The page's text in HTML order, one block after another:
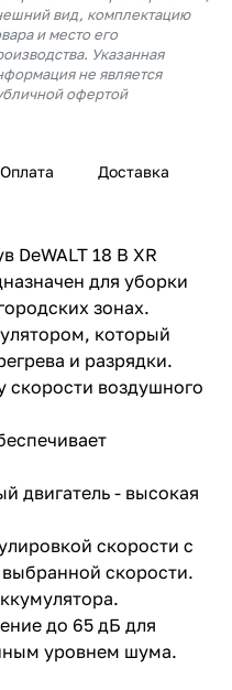
вид, комплектацию
и место его
Указанная
не является
офертой
Оплата Доставка
DeWALT 18 В XR
для уборки
зонах.
который
и разрядки.
скорости воздушного
двигатель - высокая
скорости с
скорости.
до 65 дБ для
уровнем шума.
раз в 2 недели